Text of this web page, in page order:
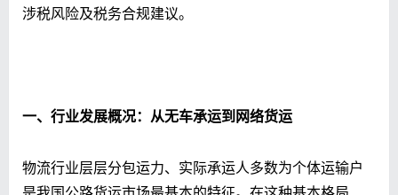
涉税风险及税务合规建议。
一、行业发展概况：从无车承运到网络货运
物流行业层层分包运力、实际承运人多数为个体运输户